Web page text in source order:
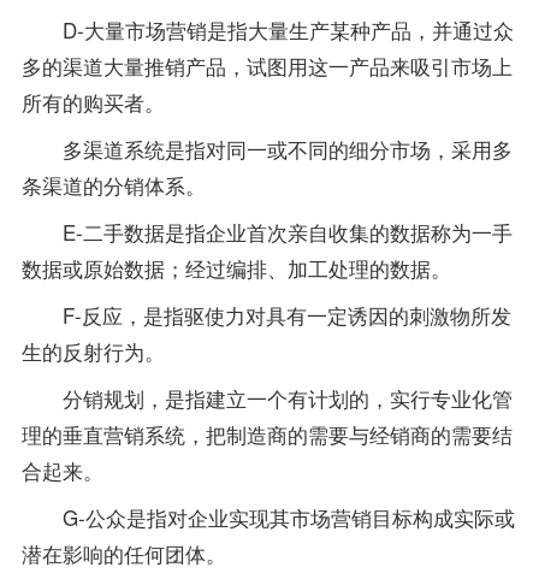
D-大量市场营销是指大量生产某种产品，并通过众
多的渠道大量推销产品，试图用这一产品来吸引市场上
所有的购买者。
多渠道系统是指对同一或不同的细分市场，采用多
条渠道的分销体系。
E-二手数据是指企业首次亲自收集的数据称为一手
数据或原始数据；经过编排、加工处理的数据。
F-反应，是指驱使力对具有一定诱因的刺激物所发
生的反射行为。
分销规划，是指建立一个有计划的，实行专业化管
理的垂直营销系统，把制造商的需要与经销商的需要结
合起来。
G-公众是指对企业实现其市场营销目标构成实际或
潜在影响的任何团体。